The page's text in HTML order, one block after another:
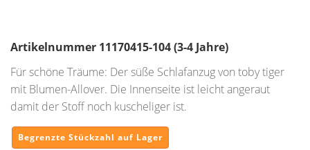
Artikelnummer 11170415-104 (3-4 Jahre)
Für schöne Träume: Der süße Schlafanzug von toby tiger
mit Blumen-Allover. Die Innenseite ist leicht angeraut
damit der Stoff noch kuscheliger ist.
Begrenzte Stückzahl auf Lager